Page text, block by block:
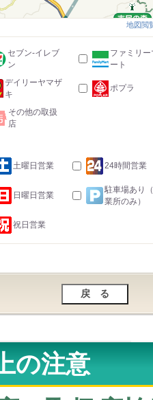
地図閲
セブン-イレブ
ン
ファミリー
ート
デイリーヤマザ
キ
ポプラ
その他の取扱
店
土曜日営業 24時間営業
日曜日営業
駐車場あり
業所のみ）
祝日営業
の注意